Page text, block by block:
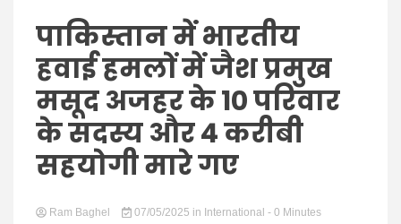
Hindi
News
पाकिस्तान में भारतीय
हवाई हमलों में जैश प्रमुख
मसूद अजहर के 10 परिवार
के सदस्य और 4 करीबी
सहयोगी मारे गए
Ram Baghel 07/05/2025 in International - 0 Minutes